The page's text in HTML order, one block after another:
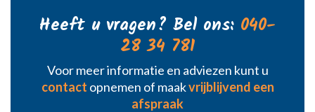
Heeft u vragen? Bel ons: 040-
28 34 781
Voor meer informatie en adviezen kunt u
contact opnemen of maakvrijblijvend een
afspraak